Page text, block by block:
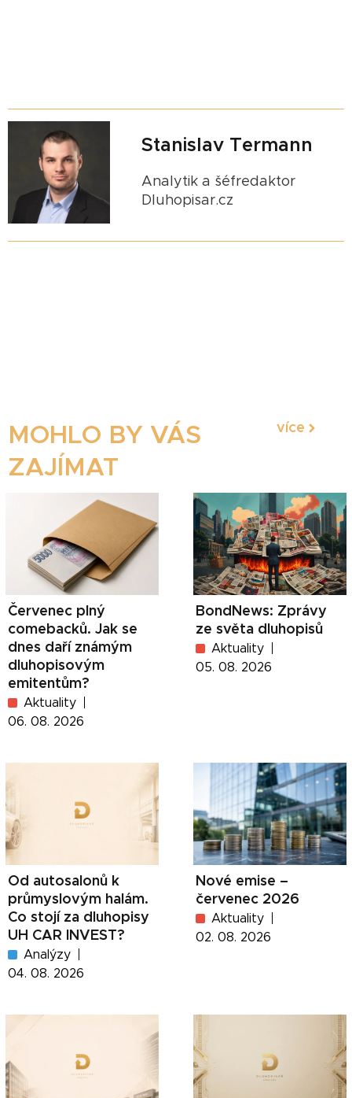
Stanislav Termann
Analytik a šéfredaktor
Dluhopisar.cz
MOHLO BY VÁS
ZAJÍMAT
více
Červenec plný
comebacků. Jak se
dnes daří známým
dluhopisovým
emitentům?
Aktuality
06. 08. 2026
BondNews: Zprávy
ze světa dluhopisů
Aktuality
05. 08. 2026
Od autosalonů k
průmyslovým halám.
Co stojí za dluhopisy
UH CAR INVEST?
Analýzy
04. 08. 2026
Nové emise –
červenec 2026
Aktuality
02. 08. 2026